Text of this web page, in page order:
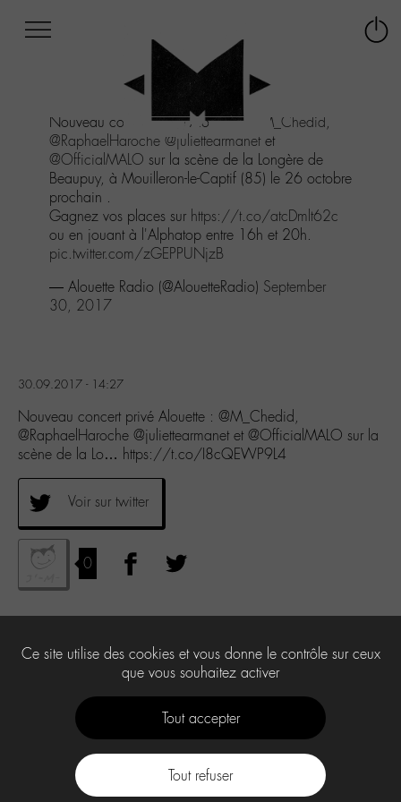
menu
Aller
contenu
Aller
recherche
Nouveau concert privé Alouette : @M_Chedid,
@RaphaelHaroche @juliettearmanet et
@OfficialMALO sur la scène de la Longère de
Beaupuy, à Mouilleron-le-Captif (85) le 26 octobre
prochain .
Gagnez vos places sur https://t.co/atcDmlt62c
ou en jouant à l'Alphatop entre 16h et 20h.
pic.twitter.com/zGEPPUNjzB
— Alouette Radio (@AlouetteRadio) September
30, 2017
30.09.2017 - 14:27
Nouveau concert privé Alouette : @M_Chedid,
@RaphaelHaroche @juliettearmanet et @OfficialMALO sur la
scène de la Lo… https://t.co/I8cQEWP9L4
Voir sur twitter
0
Ce site utilise des cookies et vous donne le contrôle sur ceux
que vous souhaitez activer
Tout accepter
Tout refuser